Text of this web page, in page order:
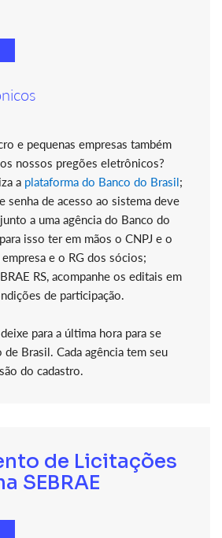
e pequenas empresas também
nossos pregões eletrônicos?
a plataforma do Banco do Brasil;
senha de acesso ao sistema deve
a uma agência do Banco do
isso ter em mãos o CNPJ e o
e o RG dos sócios;
RS, acompanhe os editais em
de participação.
para a última hora para se
de Brasil. Cada agência tem seu
do cadastro.
de Licitações
SEBRAE